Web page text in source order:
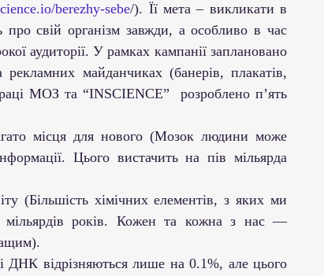
berezhy-sebe/). Її мета – викликати в
про свій організм завжди, а особливо в час
аудиторії. У рамках кампанії заплановано
рекламних майданчиках (банерів, плакатів,
МОЗ та “INSCIENCE”  розроблено п’ять
місця для нового (Мозок людини може
Цього вистачить на пів мільярда
(Більшість хімічних елементів, з яких ми
мільярдів років. Кожен та кожна з нас —
відрізняються лише на 0.1%, але цього